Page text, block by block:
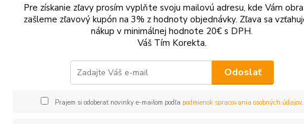
Upresniť parametre
EUR Od
Pre získanie zľavy prosím vyplňte svoju mailovú adresu, kde Vám
zašleme zľavový kupón na 3% z hodnoty objednávky. Zľava sa
nákup v minimálnej hodnote 20€ s DPH.
Váš Tím Korekta.
Odoslať
Prajem si odoberať novinky e-mailom podľa podmienok spracovania osobných údajov.